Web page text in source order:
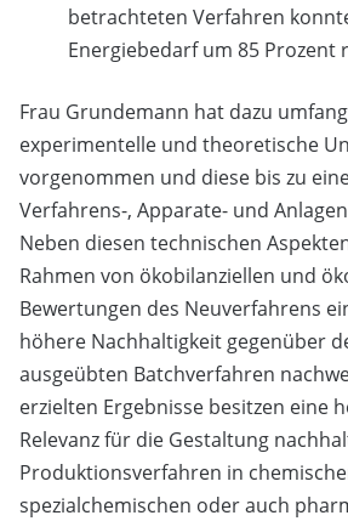
betrachteten Verfahren
Energiebedarf um 85 Prozent
Frau Grundemann hat dazu
experimentelle und theoretische
vorgenommen und diese bis zu
Verfahrens-, Apparate- und
Neben diesen technischen
Rahmen von ökobilanziellen und
Bewertungen des Neuverfahrens
höhere Nachhaltigkeit gegenüber
ausgeübten Batchverfahren
erzielten Ergebnisse besitzen eine
Relevanz für die Gestaltung
Produktionsverfahren in
spezialchemischen oder auch